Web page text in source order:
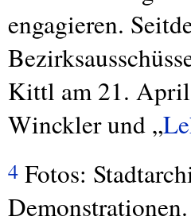
engagieren.
Kittl am 21. April
Winckler und „
4 Fotos:
Demonstrationen.